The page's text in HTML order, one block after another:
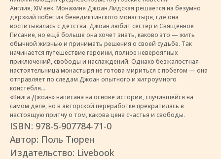
Англия, XIV век. Монахиня Джоан Лидская решается на безумно
дерзкий побег из бенедиктинского монастыря, где она
воспитывалась с детства. Джоан любит сестёр и Священное
Писание, но ещё больше она хочет знать, каково это — жить
обычной жизнью и принимать решения о своей судьбе. Так
начинается путешествие героини, полное невероятных
приключений, свободы и наслаждений. Однако безжалостная
настоятельница монастыря не готова мириться с побегом — она
отправляет по следам Джоан опытного и хитроумного
констебля...
«Книга Джоан» написана на основе истории, случившейся на
самом деле, но в авторской переработке превратилась в
настоящую притчу о том, какова цена счастья и свободы.
ISBN: 978-5-907784-71-0
Автор: Поль Тюрен
Издательство: Livebook